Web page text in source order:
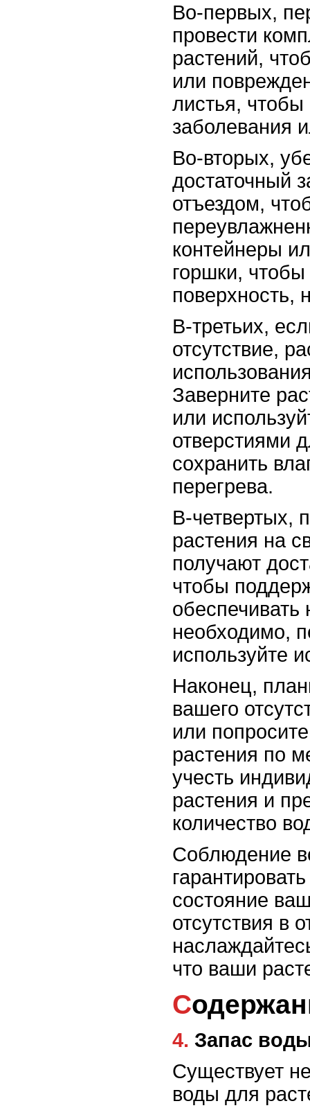
Во-первых,
провести
растений,
или
листья, чтобы
заболевания
Во-вторых,
достаточный
отъездом,
контейнеры
горшки,
поверхность,
В-третьих,
отсутствие,
Заверните
или
отверстиями
сохранить
перегрева.
В-четвертых,
растения на
получают
чтобы
необходимо,
используйте
Наконец,
вашего
или
растения по
учесть
растения и
количество
Соблюдение
состояние
отсутствия в
что ваши
4. Запас
Существует
воды для